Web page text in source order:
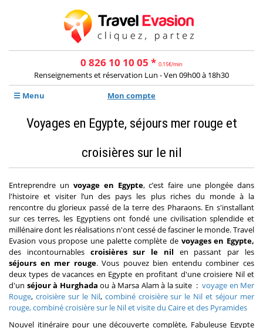
0 826 10 10 05 * 0.15€/min
Renseignements et réservation Lun - Ven 09h00 à 18h30
☰ Menu
Mon compte
Voyages en Egypte, séjours mer rouge et
croisières sur le nil
Entreprendre un voyage en Egypte, c’est faire une plongée dans
l'histoire et visiter l’un des pays les plus riches du monde à la
rencontre du glorieux passé de la terre des Pharaons. En s'installant
sur ces terres, les Egyptiens ont fondé une civilisation splendide et
millénaire dont les réalisations n'ont cessé de fasciner le monde. Travel
Evasion vous propose une palette complète de voyages en Egypte,
des incontournables croisières sur le nil en passant par les
séjours en mer rouge. Vous pouvez bien entendu combiner ces
deux types de vacances en Egypte en profitant d'une croisiere Nil et
d'un séjour à Hurghada ou à Marsa Alam à la suite : voyage en Mer
Rouge, croisière sur le Nil, combiné croisière sur le Nil et séjour mer
rouge,combiné croisière sur le Nil et visite du Caire et des Pyramides
Nouvel itinéraire pour une découverte complète, Fabuleuse Egypte